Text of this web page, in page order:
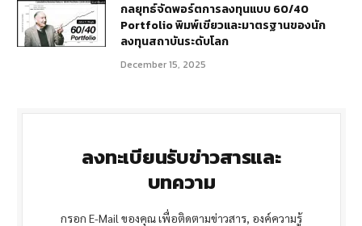
กลยุทธ์จัดพอร์ตการลงทุนแบบ 60/40
Portfolio พิมพ์เขียวและมาตรฐานของนัก
ลงทุนสถาบันระดับโลก
December 15, 2025
ลงทะเบียนรับข่าวสารและ
บทความ
กรอก E-Mail ของคุณ เพื่อติดตามข่าวสาร, องค์ความรู้